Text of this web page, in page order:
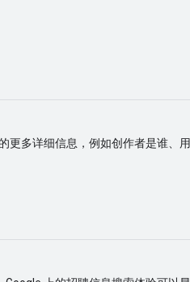
更多详细信息，例如创作者是谁、用